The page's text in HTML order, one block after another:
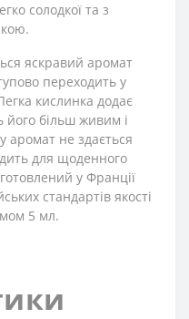
солодкої та з
яскравий аромат
переходить у
кислинка додає
його більш живим і
аромат не здається
для щоденного
у Франції
стандартів якості
5 мл.